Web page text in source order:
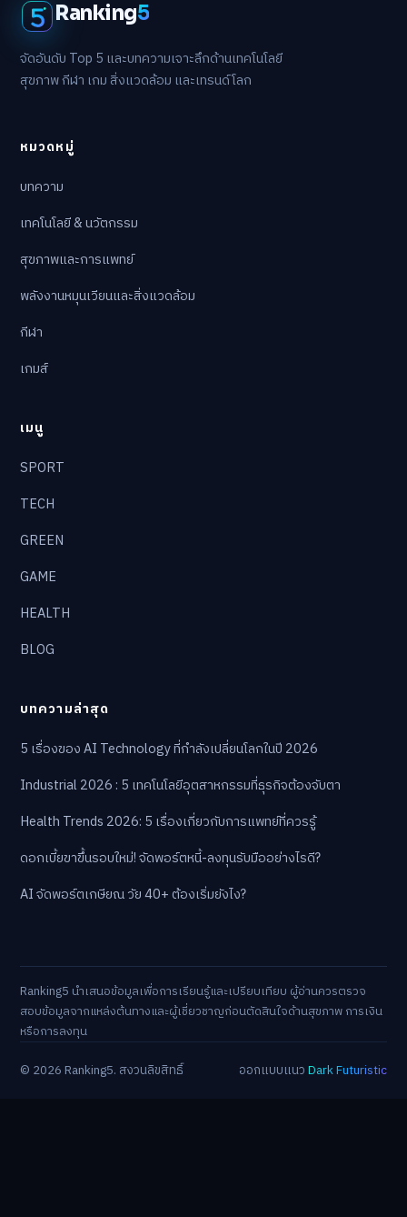
Ranking5
จัดอันดับ Top 5 และบทความเจาะลึกด้านเทคโนโลยี
สุขภาพ กีฬา เกม สิ่งแวดล้อม และเทรนด์โลก
หมวดหมู่
บทความ
เทคโนโลยี & นวัตกรรม
สุขภาพและการแพทย์
พลังงานหมุนเวียนและสิ่งแวดล้อม
กีฬา
เกมส์
เมนู
SPORT
TECH
GREEN
GAME
HEALTH
BLOG
บทความล่าสุด
5 เรื่องของ AI Technology ที่กำลังเปลี่ยนโลกในปี 2026
Industrial 2026 : 5 เทคโนโลยีอุตสาหกรรมที่ธุรกิจต้องจับตา
Health Trends 2026: 5 เรื่องเกี่ยวกับการแพทย์ที่ควรรู้
ดอกเบี้ยขาขึ้นรอบใหม่! จัดพอร์ตหนี้-ลงทุนรับมืออย่างไรดี?
AI จัดพอร์ตเกษียณ วัย 40+ ต้องเริ่มยังไง?
Ranking5 นำเสนอข้อมูลเพื่อการเรียนรู้และเปรียบเทียบ ผู้อ่านควรตรวจ
สอบข้อมูลจากแหล่งต้นทางและผู้เชี่ยวชาญก่อนตัดสินใจด้านสุขภาพ การเงิน
หรือการลงทุน
© 2026 Ranking5. สงวนลิขสิทธิ์
ออกแบบแนวDark Futuristic